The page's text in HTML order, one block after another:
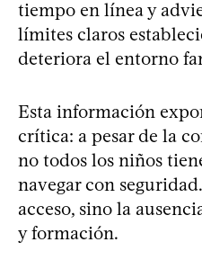
tiempo en línea y
límites claros
deteriora el entorno
Esta información
crítica: a pesar de la
no todos los niños
navegar con
acceso, sino la
y formación.